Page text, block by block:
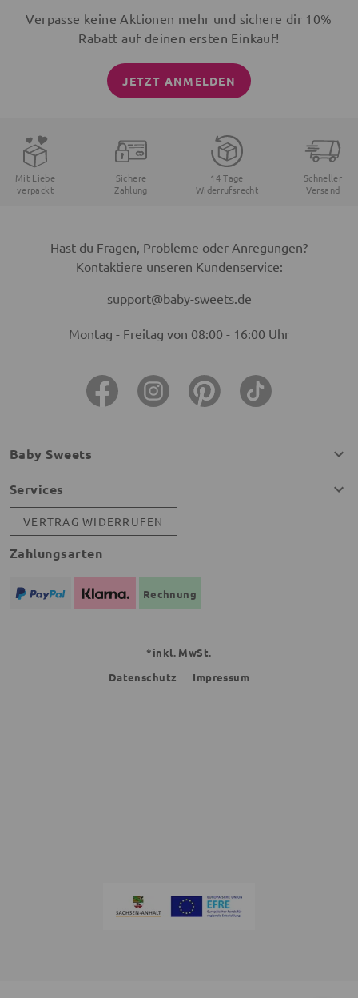
Verpasse keine Aktionen mehr und sichere dir 10%
Rabatt auf deinen ersten Einkauf!
JETZT ANMELDEN
Mit Liebe
verpackt
Sichere
Zahlung
14 Tage
Widerrufsrecht
Schneller
Versand
Hast du Fragen, Probleme oder Anregungen?
Kontaktiere unseren Kundenservice:
support@baby-sweets.de
Montag - Freitag von 08:00 - 16:00 Uhr
Baby Sweets
Services
VERTRAG WIDERRUFEN
Zahlungsarten
Rechnung
*inkl. MwSt.
Datenschutz
Impressum